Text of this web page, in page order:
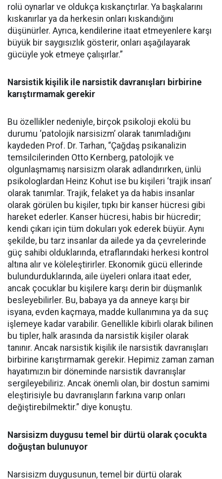
rolü oynarlar ve oldukça kıskançtırlar. Ya başkalarını
kıskanırlar ya da herkesin onları kıskandığını
düşünürler. Ayrıca, kendilerine itaat etmeyenlere karşı
büyük bir saygısızlık gösterir, onları aşağılayarak
gücüyle yok etmeye çalışırlar.”
Narsistik kişilik ile narsistik davranışları birbirine
karıştırmamak gerekir
Bu özellikler nedeniyle, birçok psikoloji ekolü bu
durumu ‘patolojik narsisizm’ olarak tanımladığını
kaydeden Prof. Dr. Tarhan, “Çağdaş psikanalizin
temsilcilerinden Otto Kernberg, patolojik ve
olgunlaşmamış narsisizm olarak adlandırırken, ünlü
psikologlardan Heinz Kohut ise bu kişileri ‘trajik insan’
olarak tanımlar. Trajik, felaket ya da habis insanlar
olarak görülen bu kişiler, tıpkı bir kanser hücresi gibi
hareket ederler. Kanser hücresi, habis bir hücredir;
kendi çıkarı için tüm dokuları yok ederek büyür. Aynı
şekilde, bu tarz insanlar da ailede ya da çevrelerinde
güç sahibi olduklarında, etraflarındaki herkesi kontrol
altına alır ve köleleştirirler. Ekonomik gücü ellerinde
bulundurduklarında, aile üyeleri onlara itaat eder,
ancak çocuklar bu kişilere karşı derin bir düşmanlık
besleyebilirler. Bu, babaya ya da anneye karşı bir
isyana, evden kaçmaya, madde kullanımına ya da suç
işlemeye kadar varabilir. Genellikle kibirli olarak bilinen
bu tipler, halk arasında da narsistik kişiler olarak
tanınır. Ancak narsistik kişilik ile narsistik davranışları
birbirine karıştırmamak gerekir. Hepimiz zaman zaman
hayatımızın bir döneminde narsistik davranışlar
sergileyebiliriz. Ancak önemli olan, bir dostun samimi
eleştirisiyle bu davranışların farkına varıp onları
değiştirebilmektir.” diye konuştu.
Narsisizm duygusu temel bir dürtü olarak çocukta
doğuştan bulunuyor
Narsisizm duygusunun, temel bir dürtü olarak